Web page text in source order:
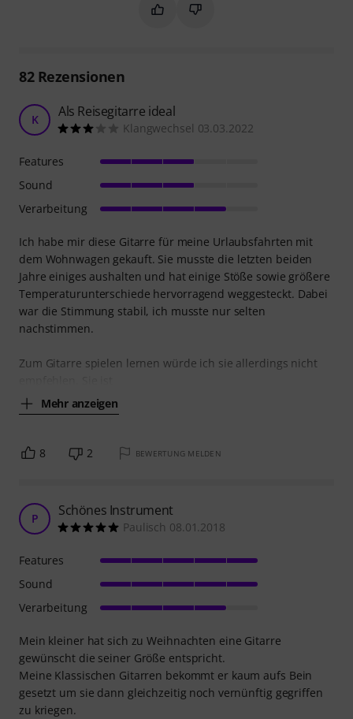
Markieren Sie diese
Markieren Sie diese
82Rezensionen
K Als Reisegitarre ideal
Klangwechsel 03.03.2022
Ich habe mir diese Gitarre für meine Urlaubsfahrten mit
dem Wohnwagen gekauft. Sie musste die letzten beiden
Jahre einiges aushalten und hat einige Stöße sowie größere
Temperaturunterschiede hervorragend weggesteckt. Dabei
war die Stimmung stabil, ich musste nur selten
nachstimmen.
Zum Gitarre spielen lernen würde ich sie allerdings nicht
Mehr anzeigen
Features
Sound
Verarbeitung
8 2 BEWERTUNG MELDEN
P Schönes Instrument
Paulisch 08.01.2018
Mein kleiner hat sich zu Weihnachten eine Gitarre
gewünscht die seiner Größe entspricht.
Meine Klassischen Gitarren bekommt er kaum aufs Bein
gesetzt um sie dann gleichzeitig noch vernünftig gegriffen
zu kriegen.
Features
Sound
Verarbeitung